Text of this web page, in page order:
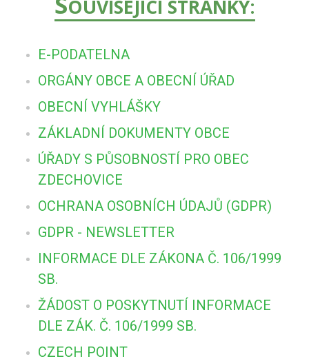
OUVISEJÍCÍ STRÁNKY:
E-PODATELNA
ORGÁNY OBCE A OBECNÍ ÚŘAD
OBECNÍ VYHLÁŠKY
ZÁKLADNÍ DOKUMENTY OBCE
ÚŘADY S PŮSOBNOSTÍ PRO OBEC
ZDECHOVICE
OCHRANA OSOBNÍCH ÚDAJŮ (GDPR)
GDPR - NEWSLETTER
INFORMACE DLE ZÁKONA Č. 106/1999
SB.
ŽÁDOST O POSKYTNUTÍ INFORMACE
DLE ZÁK. Č. 106/1999 SB.
CZECH POINT